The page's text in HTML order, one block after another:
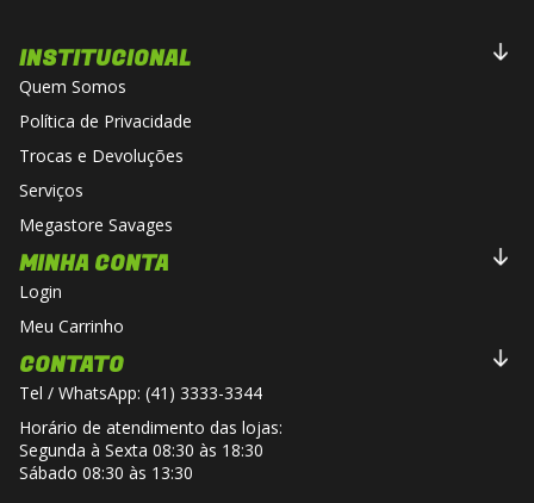
INSTITUCIONAL
Quem Somos
Política de Privacidade
Trocas e Devoluções
Serviços
Megastore Savages
MINHA CONTA
Login
Meu Carrinho
CONTATO
Tel / WhatsApp: (41) 3333-3344
Horário de atendimento das lojas:
Segunda à Sexta 08:30 às 18:30
Sábado 08:30 às 13:30